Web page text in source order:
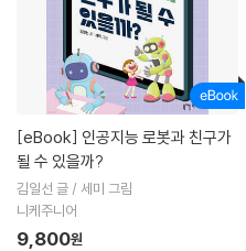
[eBook]
될 수 있을까?
김일선 글 / 세미 그림
니케주니어
9,800원